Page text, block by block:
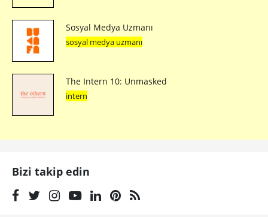
Sosyal Medya Uzmanı
sosyal medya uzmanı
The Intern 10: Unmasked
intern
Bizi takip edin